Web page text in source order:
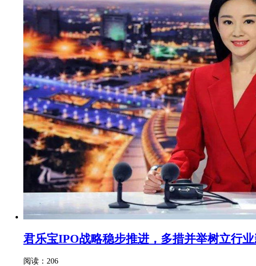
君乐宝IPO战略稳步推进，多措并举树立行
阅读：206